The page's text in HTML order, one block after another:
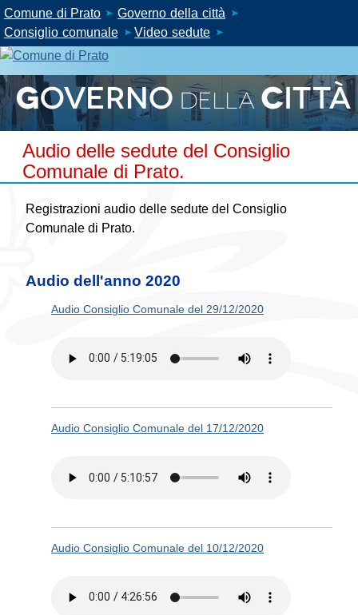
Comune di Prato
Governo della città
Consiglio comunale
Video sedute
Audio delle sedute del Consiglio
Comunale di Prato.
Registrazioni audio delle sedute del Consiglio
Comunale di Prato.
Audio dell'anno 2020
Audio Consiglio Comunale del 29/12/2020
Audio Consiglio Comunale del 17/12/2020
Audio Consiglio Comunale del 10/12/2020